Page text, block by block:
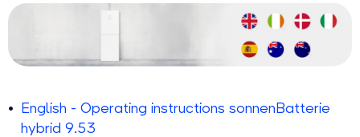
English - Operating instructions sonnenBatterie
hybrid 9.53